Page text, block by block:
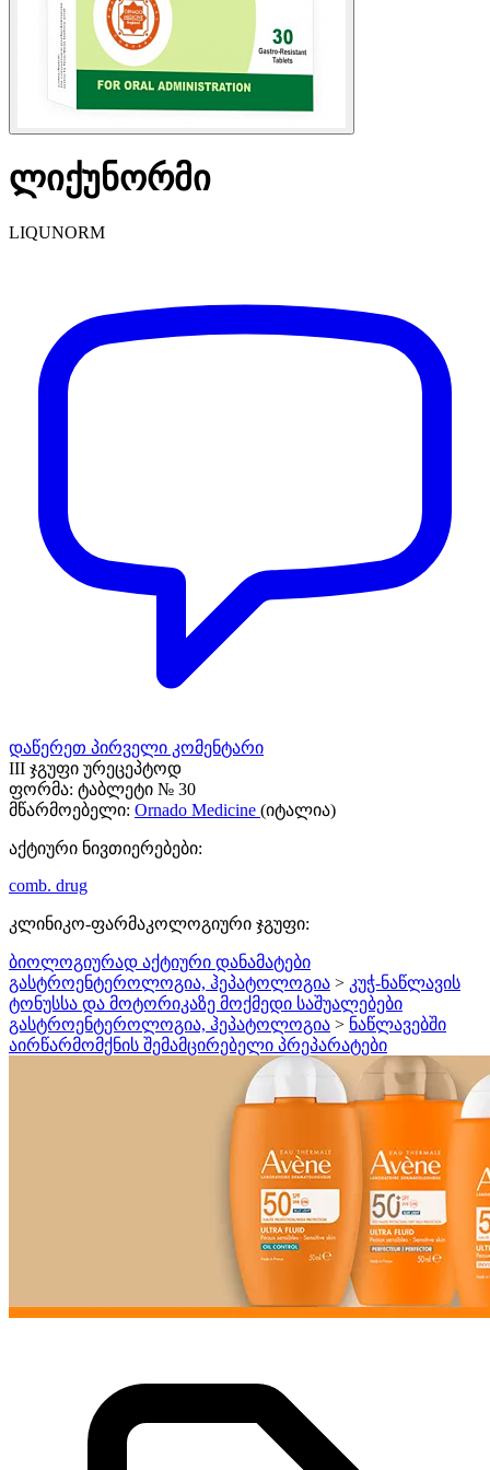
ლიქუნორმი
LIQUNORM
დაწერეთ პირველი კომენტარი
III ჯგუფი ურეცეპტოდ
ფორმა: ტაბლეტი № 30
მწარმოებელი: Ornado Medicine (იტალია)
აქტიური ნივთიერებები:
comb. drug
კლინიკო-ფარმაკოლოგიური ჯგუფი:
ბიოლოგიურად აქტიური დანამატები
გასტროენტეროლოგია, ჰეპატოლოგია > კუჭ-ნაწლავის
ტონუსსა და მოტორიკაზე მოქმედი საშუალებები
გასტროენტეროლოგია, ჰეპატოლოგია > ნაწლავებში
აირწარმომქნის შემამცირებელი პრეპარატები